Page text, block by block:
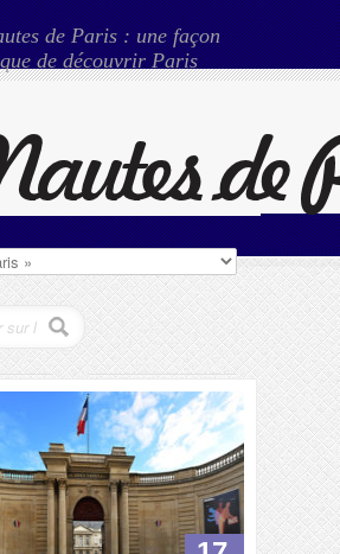
de Paris : une façon
de découvrir Paris